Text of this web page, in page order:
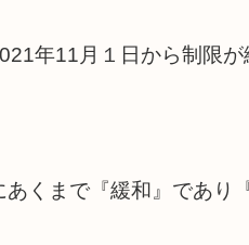
年11月１日から制限が
くまで『緩和』であり